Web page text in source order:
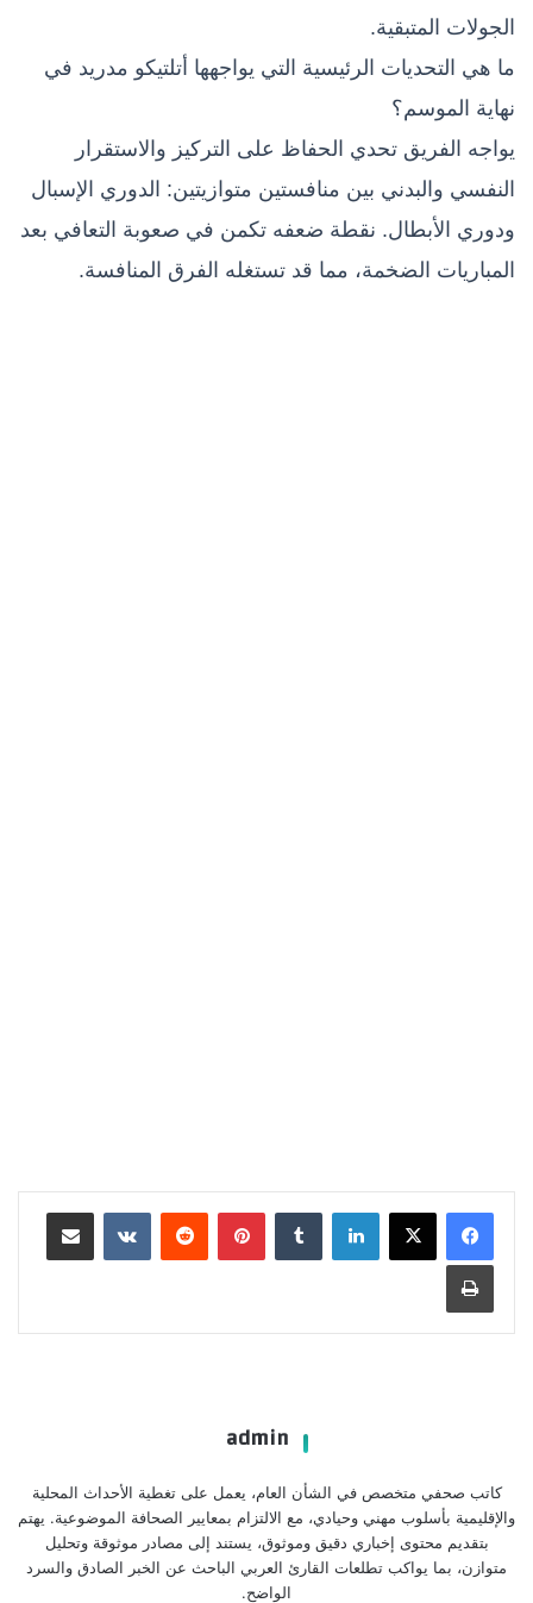
الجولات المتبقية.
ما هي التحديات الرئيسية التي يواجهها أتلتيكو مدريد في
نهاية الموسم؟
يواجه الفريق تحدي الحفاظ على التركيز والاستقرار
النفسي والبدني بين منافستين متوازيتين: الدوري الإسبال
ودوري الأبطال. نقطة ضعفه تكمن في صعوبة التعافي بعد
المباريات الضخمة، مما قد تستغله الفرق المنافسة.
لينكدإن بينتيريست مشاركة عبر البريد
طباعة
admin
كاتب صحفي متخصص في الشأن العام، يعمل على تغطية الأحداث المحلية
والإقليمية بأسلوب مهني وحيادي، مع الالتزام بمعايير الصحافة الموضوعية. يهتم
بتقديم محتوى إخباري دقيق وموثوق، يستند إلى مصادر موثوقة وتحليل
متوازن، بما يواكب تطلعات القارئ العربي الباحث عن الخبر الصادق والسرد
الواضح.